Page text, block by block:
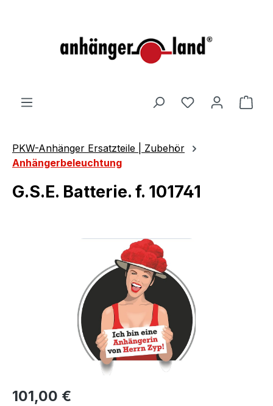
PKW-Anhänger Ersatzteile | Zubehör
Anhängerbeleuchtung
G.S.E. Batterie. f. 101741
Bildergalerie überspringen
101,00 €